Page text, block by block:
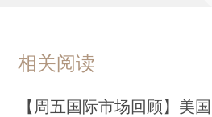
相关阅读
【周五国际市场回顾】美国